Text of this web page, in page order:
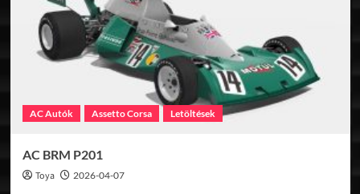
AC Autók Assetto Corsa Letöltések
AC BRM P201
Toya 2026-04-07